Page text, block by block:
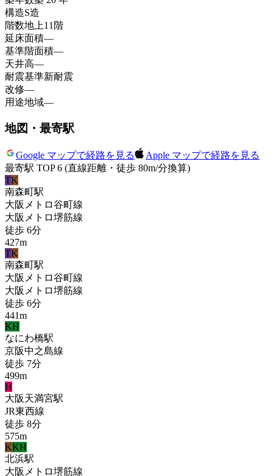
構造S造
階数地上11階
延床面積—
基準階面積—
天井高—
耐震基準新耐震
改修—
用途地域—
地図・最寄駅
Google マップで経路を見る
Apple マップで経路を見る
最寄駅 TOP 6 (直線距離・徒歩 80m/分換算)
TK
南森町駅
大阪メトロ谷町線
大阪メトロ堺筋線
徒歩 6分
427m
TK
南森町駅
大阪メトロ谷町線
大阪メトロ堺筋線
徒歩 6分
441m
KH
なにわ橋駅
京阪中之島線
徒歩 7分
499m
H
大阪天満宮駅
JR東西線
徒歩 8分
575m
KKH
北浜駅
大阪メトロ堺筋線